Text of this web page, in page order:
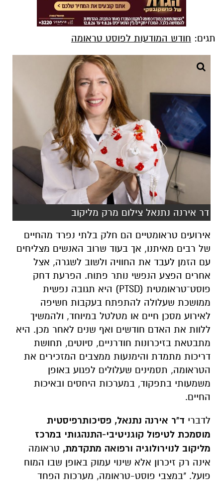
תגים: חודש המודעות לפוסט טראומה
דר אירנה נתנאל צילום מרק מליקוב
אירועים טראומטיים הם חלק בלתי נפרד מהחיים
של רבים מאיתנו, אך בעוד שרוב האנשים מצליחים
עם הזמן לעבד את החוויה ולשוב לשגרה, אצל
אחרים הפצע הנפשי נותר פתוח. הפרעת דחק
פוסט־טראומטית (PTSD) היא תגובה נפשית
ממושכת שעלולה להתפתח בעקבות חשיפה
לאירוע מסכן חיים או מטלטל במיוחד, ולהמשיך
ללוות את האדם חודשים ואף שנים לאחר מכן. היא
מתבטאת בזיכרונות חודרניים, סיוטים, תחושת
דריכות מתמדת והימנעות ממצבים המזכירים את
הטראומה, תסמינים שעלולים לפגוע באופן
משמעותי בתפקוד, במערכות היחסים ובאיכות
החיים.
לדברי ד"ר אירנה נתנאל, פסיכותרפיסטית
מוסמכת לטיפול קוגניטיבי-התנהגותי במרכז
מליקוב לנוירולוגיה ורפואה מתקדמת, טראומה
אינה רק זיכרון אלא שינוי עמוק באופן שבו המוח
פועל. "במצבי פוסט-טראומה, מערכות הפחד